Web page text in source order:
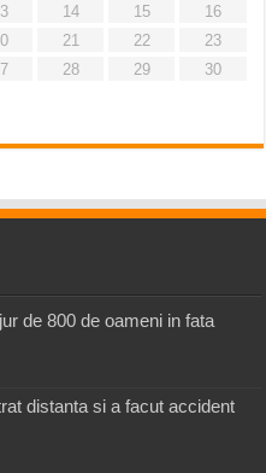
14 15
16
21 22
23
28 29
30
de 800 de oameni in fata
distanta si a facut accident